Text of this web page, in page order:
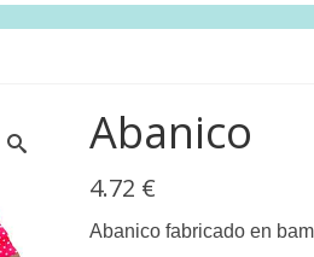
Abanico
4.72 €
Abanico fabricado en